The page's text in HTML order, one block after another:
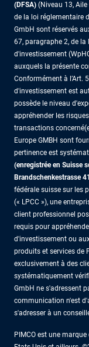
(DFSA) (Niveau 13, Aile
de la loi réglementaire
GmbH sont réservés
67, paragraphe 2, de
d'investissement
auxquels la présente
Conformément à l’Art.
d'investissement est
possède le niveau
appréhender les
transactions
Europe GMBH sont
pertinence est
(enregistrée en Suisse
Brandschenkestrasse
fédérale suisse sur les
(« LPCC »), une
client professionnel
requis pour
d'investissement ou
produits et services de
exclusivement à des
systématiquement
GmbH ne s'adressent
communication n'est
s'adresser à un
PIMCO est une